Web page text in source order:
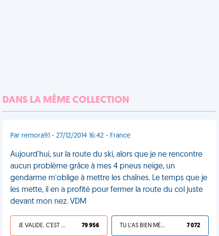
DANS LA MÊME COLLECTION
Par remora91 - 27/12/2014 16:42 - France
Aujourd'hui, sur la route du ski, alors que je ne rencontre
aucun problème grâce à mes 4 pneus neige, un
gendarme m'oblige à mettre les chaînes. Le temps que je
les mette, il en a profité pour fermer la route du col juste
devant mon nez. VDM
JE VALIDE, C'EST UNE VDM 79 956 TU L'AS BIEN MÉRITÉ 7 072